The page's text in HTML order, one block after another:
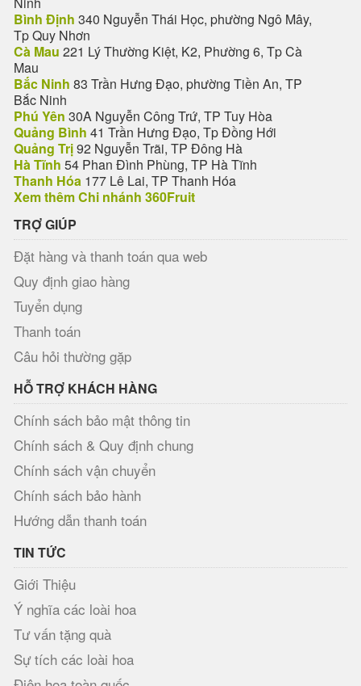
Bình Định 340 Nguyễn Thái Học, phường Ngô Mây,
Tp Quy Nhơn
Cà Mau 221 Lý Thường Kiệt, K2, Phường 6, Tp Cà
Mau
Bắc Ninh 83 Trần Hưng Đạo, phường Tiền An, TP
Bắc Ninh
Phú Yên 30A Nguyễn Công Trứ, TP Tuy Hòa
Quảng Bình 41 Trần Hưng Đạo, Tp Đồng Hới
Quảng Trị92 Nguyễn Trãi, TP Đông Hà
Hà Tĩnh 54 Phan Đình Phùng, TP Hà Tĩnh
Thanh Hóa 177 Lê Lai, TP Thanh Hóa
Xem thêm Chi nhánh 360Fruit
TRỢ GIÚP
Đặt hàng và thanh toán qua web
Quy định giao hàng
Tuyển dụng
Thanh toán
Câu hỏi thường gặp
HỖ TRỢ KHÁCH HÀNG
Chính sách bảo mật thông tin
Chính sách & Quy định chung
Chính sách vận chuyển
Chính sách bảo hành
Hướng dẫn thanh toán
TIN TỨC
Giới Thiệu
Ý nghĩa các loài hoa
Tư vấn tặng quà
Sự tích các loài hoa